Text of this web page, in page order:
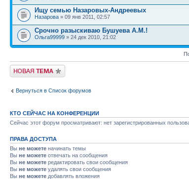
Ищу семью Назаровых-Андреевых
Назарова » 09 янв 2011, 02:57
Срочно разыскиваю Бушуева А.М.!
Ольга99999 » 24 дек 2010, 21:02
Новая тема
Вернуться в Список форумов
КТО СЕЙЧАС НА КОНФЕРЕНЦИИ
Сейчас этот форум просматривают: нет зарегистрированных
ПРАВА ДОСТУПА
Вы не можете начинать темы
Вы не можете отвечать на сообщения
Вы не можете редактировать свои сообщения
Вы не можете удалять свои сообщения
Вы не можете добавлять вложения